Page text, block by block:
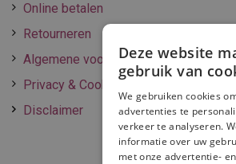
Online betalen
Retourneren
Algemene voorwaarden
Privacy & Cookie policy
Disclaimer
Deze website
gebruik van
We gebruiken cookies
advertenties te
verkeer te analyseren.
informatie over uw
met onze advertentie-